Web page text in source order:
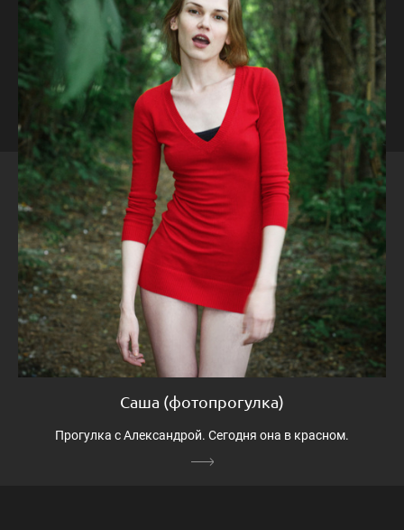
Саша (фотопрогулка)
Прогулка с Александрой. Сегодня она в красном.